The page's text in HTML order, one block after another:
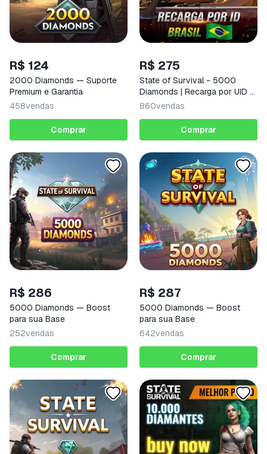
R$ 124
2000 Diamonds — Suporte
Premium e Garantia
458vendas
Comprar
R$ 275
State of Survival - 5000
Diamonds | Recarga por UID -
Brasil
860vendas
Comprar
R$ 286
5000 Diamonds — Boost
para sua Base
252vendas
Comprar
R$ 287
5000 Diamonds — Boost
para sua Base
642vendas
Comprar